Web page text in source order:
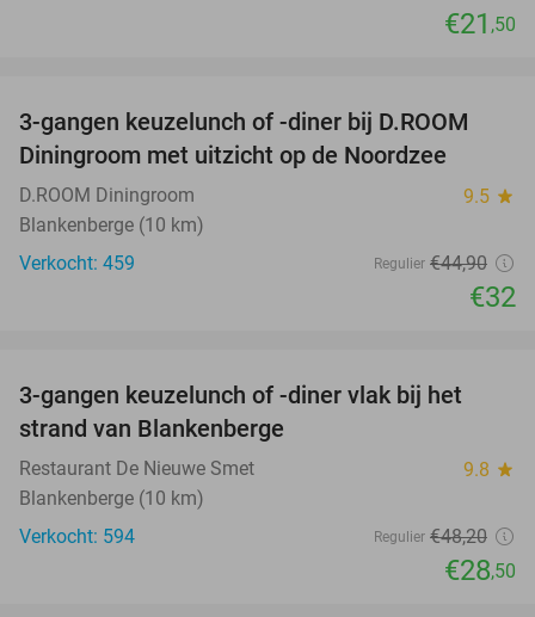
€21 ,50
29%
3-gangen keuzelunch of -diner bij D.ROOM
Diningroom met uitzicht op de Noordzee
D.ROOM Diningroom 9.5 star
Blankenberge (10 km)
Verkocht: 459
Regulier €44,90
€32
3-gangen keuzelunch of -diner vlak bij het
strand van Blankenberge
Restaurant De Nieuwe Smet 9.8 star
Blankenberge (10 km)
Verkocht: 594
Regulier €48,20
€28,50